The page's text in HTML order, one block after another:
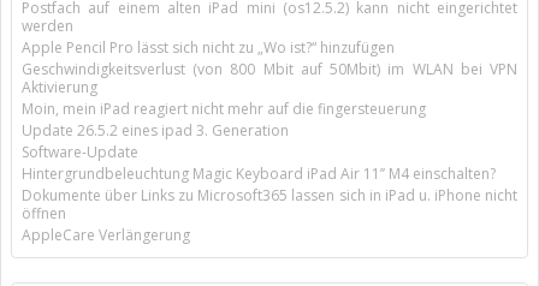
Postfach auf einem alten iPad mini (os12.5.2) kann nicht eingerichtet
werden
Apple Pencil Pro lässt sich nicht zu „Wo ist?“ hinzufügen
Geschwindigkeitsverlust (von 800 Mbit auf 50Mbit) im WLAN bei VPN
Aktivierung
Moin, mein iPad reagiert nicht mehr auf die fingersteuerung
Update 26.5.2 eines ipad 3. Generation
Software-Update
Hintergrundbeleuchtung Magic Keyboard iPad Air 11’’ M4 einschalten?
Dokumente über Links zu Microsoft365 lassen sich in iPad u. iPhone nicht
öffnen
AppleCare Verlängerung